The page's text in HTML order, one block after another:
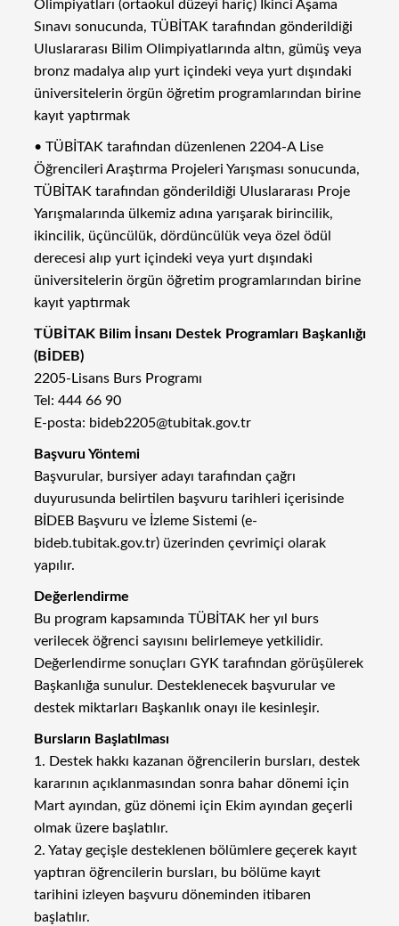
Olimpiyatları (ortaokul düzeyi hariç) İkinci Aşama
Sınavı sonucunda, TÜBİTAK tarafından gönderildiği
Uluslararası Bilim Olimpiyatlarında altın, gümüş veya
bronz madalya alıp yurt içindeki veya yurt dışındaki
üniversitelerin örgün öğretim programlarından birine
kayıt yaptırmak
• TÜBİTAK tarafından düzenlenen 2204-A Lise
Öğrencileri Araştırma Projeleri Yarışması sonucunda,
TÜBİTAK tarafından gönderildiği Uluslararası Proje
Yarışmalarında ülkemiz adına yarışarak birincilik,
ikincilik, üçüncülük, dördüncülük veya özel ödül
derecesi alıp yurt içindeki veya yurt dışındaki
üniversitelerin örgün öğretim programlarından birine
kayıt yaptırmak
TÜBİTAK Bilim İnsanı Destek Programları Başkanlığı
(BİDEB)
2205-Lisans Burs Programı
Tel: 444 66 90
E-posta: bideb2205@tubitak.gov.tr
Başvuru Yöntemi
Başvurular, bursiyer adayı tarafından çağrı
duyurusunda belirtilen başvuru tarihleri içerisinde
BİDEB Başvuru ve İzleme Sistemi (e-
bideb.tubitak.gov.tr) üzerinden çevrimiçi olarak
yapılır.
Değerlendirme
Bu program kapsamında TÜBİTAK her yıl burs
verilecek öğrenci sayısını belirlemeye yetkilidir.
Değerlendirme sonuçları GYK tarafından görüşülerek
Başkanlığa sunulur. Desteklenecek başvurular ve
destek miktarları Başkanlık onayı ile kesinleşir.
Bursların Başlatılması
1. Destek hakkı kazanan öğrencilerin bursları, destek
kararının açıklanmasından sonra bahar dönemi için
Mart ayından, güz dönemi için Ekim ayından geçerli
olmak üzere başlatılır.
2. Yatay geçişle desteklenen bölümlere geçerek kayıt
yaptıran öğrencilerin bursları, bu bölüme kayıt
tarihini izleyen başvuru döneminden itibaren
başlatılır.